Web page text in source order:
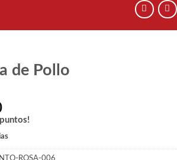
de Pollo
puntos!
ROSA-006